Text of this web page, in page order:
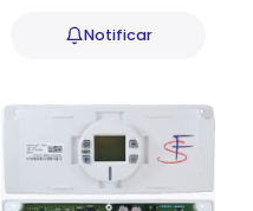
Notificar